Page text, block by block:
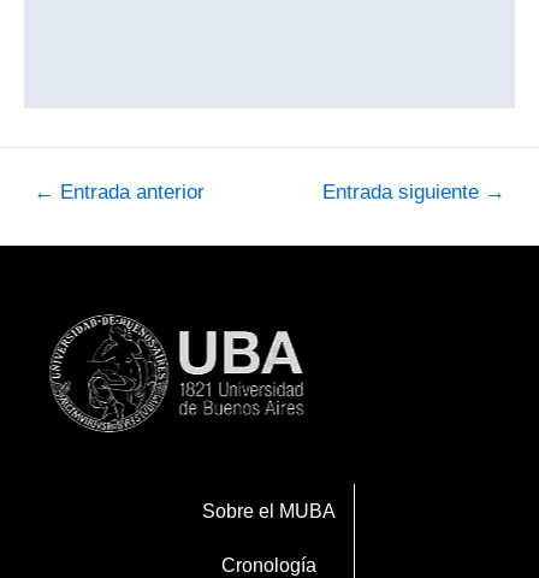
Navegación
entradas
← Entrada anterior Entrada siguiente →
Sobre el MUBA
Cronología